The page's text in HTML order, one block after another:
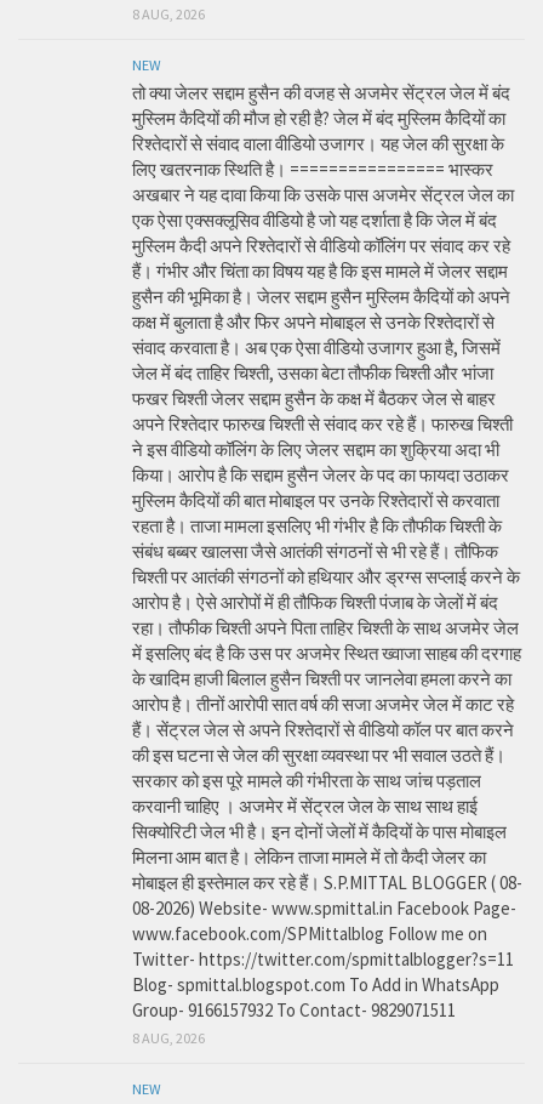
8 AUG, 2026
NEW
तो क्या जेलर सद्दाम हुसैन की वजह से अजमेर सेंट्रल जेल में बंद
मुस्लिम कैदियों की मौज हो रही है? जेल में बंद मुस्लिम कैदियों का
रिश्तेदारों से संवाद वाला वीडियो उजागर। यह जेल की सुरक्षा के
लिए खतरनाक स्थिति है। ================ भास्कर
अखबार ने यह दावा किया कि उसके पास अजमेर सेंट्रल जेल का
एक ऐसा एक्सक्लूसिव वीडियो है जो यह दर्शाता है कि जेल में बंद
मुस्लिम कैदी अपने रिश्तेदारों से वीडियो कॉलिंग पर संवाद कर रहे
हैं। गंभीर और चिंता का विषय यह है कि इस मामले में जेलर सद्दाम
हुसैन की भूमिका है। जेलर सद्दाम हुसैन मुस्लिम कैदियों को अपने
कक्ष में बुलाता है और फिर अपने मोबाइल से उनके रिश्तेदारों से
संवाद करवाता है। अब एक ऐसा वीडियो उजागर हुआ है, जिसमें
जेल में बंद ताहिर चिश्ती, उसका बेटा तौफीक चिश्ती और भांजा
फखर चिश्ती जेलर सद्दाम हुसैन के कक्ष में बैठकर जेल से बाहर
अपने रिश्तेदार फारुख चिश्ती से संवाद कर रहे हैं। फारुख चिश्ती
ने इस वीडियो कॉलिंग के लिए जेलर सद्दाम का शुक्रिया अदा भी
किया। आरोप है कि सद्दाम हुसैन जेलर के पद का फायदा उठाकर
मुस्लिम कैदियों की बात मोबाइल पर उनके रिश्तेदारों से करवाता
रहता है। ताजा मामला इसलिए भी गंभीर है कि तौफीक चिश्ती के
संबंध बब्बर खालसा जैसे आतंकी संगठनों से भी रहे हैं। तौफिक
चिश्ती पर आतंकी संगठनों को हथियार और ड्रग्स सप्लाई करने के
आरोप है। ऐसे आरोपों में ही तौफिक चिश्ती पंजाब के जेलों में बंद
रहा। तौफीक चिश्ती अपने पिता ताहिर चिश्ती के साथ अजमेर जेल
में इसलिए बंद है कि उस पर अजमेर स्थित ख्वाजा साहब की दरगाह
के खादिम हाजी बिलाल हुसैन चिश्ती पर जानलेवा हमला करने का
आरोप है। तीनों आरोपी सात वर्ष की सजा अजमेर जेल में काट रहे
हैं। सेंट्रल जेल से अपने रिश्तेदारों से वीडियो कॉल पर बात करने
की इस घटना से जेल की सुरक्षा व्यवस्था पर भी सवाल उठते हैं।
सरकार को इस पूरे मामले की गंभीरता के साथ जांच पड़ताल
करवानी चाहिए । अजमेर में सेंट्रल जेल के साथ साथ हाई
सिक्योरिटी जेल भी है। इन दोनों जेलों में कैदियों के पास मोबाइल
मिलना आम बात है। लेकिन ताजा मामले में तो कैदी जेलर का
मोबाइल ही इस्तेमाल कर रहे हैं। S.P.MITTAL BLOGGER ( 08-
08-2026) Website- www.spmittal.in Facebook Page-
www.facebook.com/SPMittalblog Follow me on
Twitter- https://twitter.com/spmittalblogger?s=11
Blog- spmittal.blogspot.com To Add in WhatsApp
Group- 9166157932 To Contact- 9829071511
8 AUG, 2026
NEW